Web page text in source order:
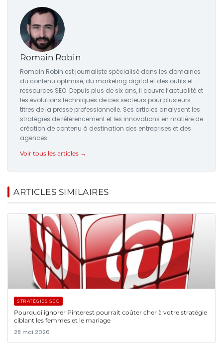
Romain Robin
Romain Robin est journaliste spécialisé dans les domaines
du contenu optimisé, du marketing digital et des outils et
ressources SEO. Depuis plus de six ans, il couvre l’actualité et
les évolutions techniques de ces secteurs pour plusieurs
titres de la presse professionnelle. Ses articles analysent les
stratégies de référencement et les innovations en matière de
création de contenu à destination des entreprises et des
agences.
Voir tous les articles →
ARTICLES SIMILAIRES
STRATÉGIES SEO
Pourquoi ignorer Pinterest pourrait coûter cher à votre stratégie
ciblant les femmes et le mariage
28 mai 2026